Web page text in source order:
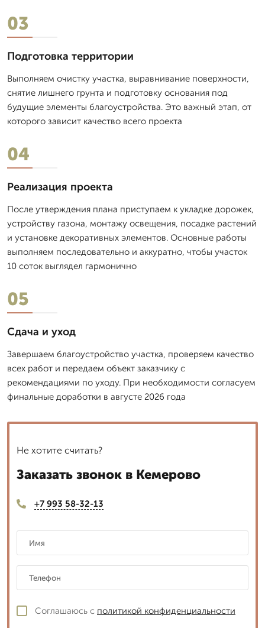
03
Подготовка территории
Выполняем очистку участка, выравнивание поверхности,
снятие лишнего грунта и подготовку основания под
будущие элементы благоустройства. Это важный этап, от
которого зависит качество всего проекта
04
Реализация проекта
После утверждения плана приступаем к укладке дорожек,
устройству газона, монтажу освещения, посадке растений
и установке декоративных элементов. Основные работы
выполняем последовательно и аккуратно, чтобы участок
10 соток выглядел гармонично
05
Сдача и уход
Завершаем благоустройство участка, проверяем качество
всех работ и передаем объект заказчику с
рекомендациями по уходу. При необходимости согласуем
финальные доработки в августе 2026 года
Не хотите считать?
Заказать звонок в Кемерово
+7 993 58-32-13
Соглашаюсь с политикой конфиденциальности